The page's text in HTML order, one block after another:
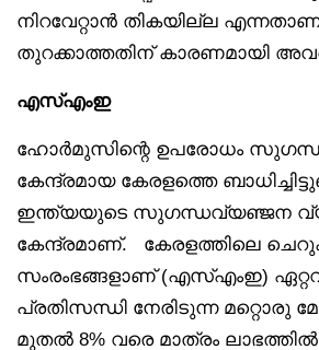
നിറവേറ്റാൻ തികയില്ല
തുറക്കാത്തതിന് കാരണമായി
എസ്എംഇ
ഹോർമുസിന്റെ ഉപരോധം
കേന്ദ്രമായ കേരളത്തെ
ഇന്ത്യയുടെ സുഗന്ധവ്യഞ്ജന
കേന്ദ്രമാണ്. കേരളത്തിലെ
സംരംഭങ്ങളാണ് (എസ്എംഇ)
പ്രതിസന്ധി നേരിടുന്ന മറ്റൊരു
മുതൽ 8% വരെ മാത്രം